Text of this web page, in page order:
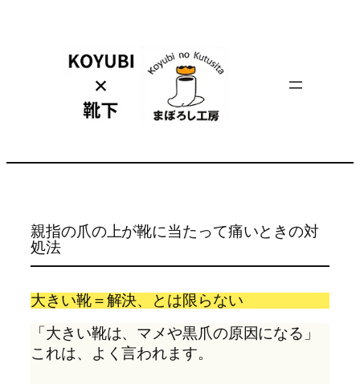
親指の爪の上が靴に当たって痛いときの対
処法
大きい靴＝解決、とは限らない
「大きい靴は、マメや黒爪の原因になる」
これは、よく言われます。